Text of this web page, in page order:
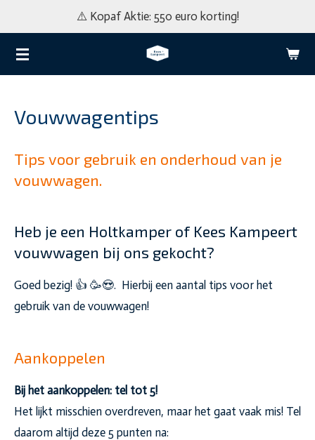
direct
naar
de
⚠️ Kopaf Aktie: 550 euro korting!
Vouwwagentips
Tips voor gebruik en onderhoud van je
vouwwagen.
Heb je een Holtkamper of Kees Kampeert
vouwwagen bij ons gekocht?
Goed bezig! 👍 🥳😍. Hierbij een aantal tips voor het
gebruik van de vouwwagen!
Aankoppelen
Bij het aankoppelen: tel tot 5!
Het lijkt misschien overdreven, maar het gaat vaak mis! Tel
daarom altijd deze 5 punten na: